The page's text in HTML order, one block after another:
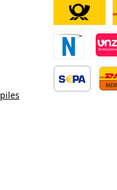
Paiement
Deutsche Post